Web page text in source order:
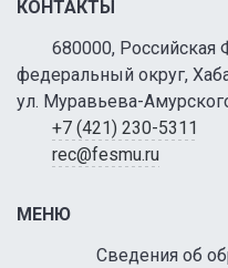
КОНТАКТЫ
680000,
федеральный округ,
ул. Муравьева-
+7 (421) 230-5311
rec@fesmu.ru
МЕНЮ
Сведения об